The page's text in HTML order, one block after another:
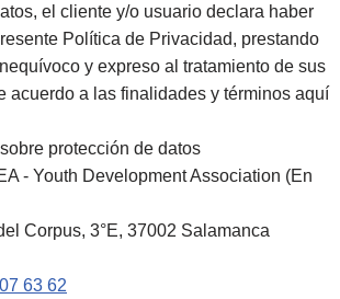
el cliente y/o usuario declara haber
Política de Privacidad, prestando
y expreso al tratamiento de sus
acuerdo a las finalidades y términos aquí
protección de datos
- Youth Development Association (En
Corpus, 3°E, 37002 Salamanca
63 62